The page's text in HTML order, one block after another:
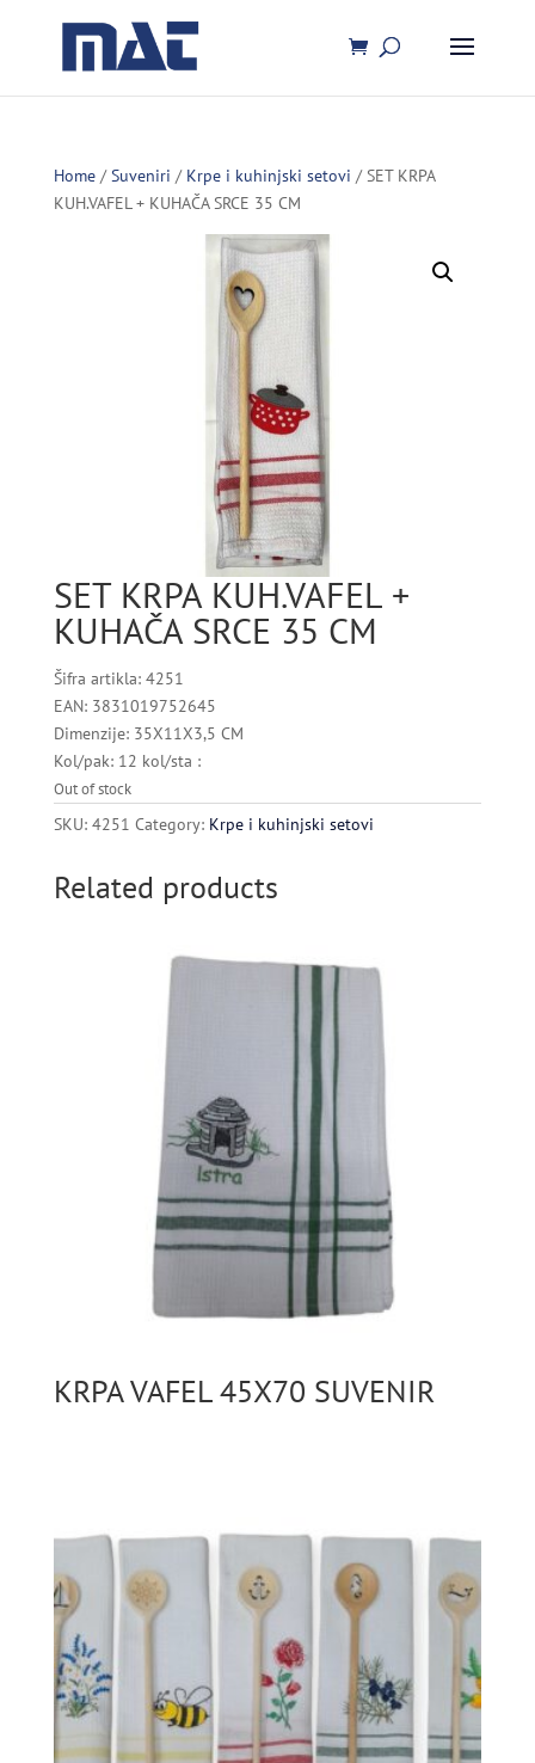
Home/Suveniri / Krpe i kuhinjski setovi / SET KRPA
KUH.VAFEL + KUHAČA SRCE 35 CM
SET KRPA KUH.VAFEL +
KUHAČA SRCE 35 CM
Šifra artikla: 4251
EAN: 3831019752645
Dimenzije: 35X11X3,5 CM
Kol/pak: 12 kol/sta :
Out of stock
SKU: 4251 Category: Krpe i kuhinjski setovi
Related products
KRPA VAFEL 45X70 SUVENIR